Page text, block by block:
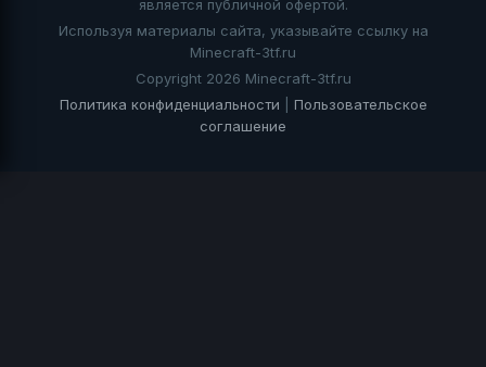
является публичной офертой.
Используя материалы сайта, указывайте ссылку на
Minecraft-3tf.ru
Copyright 2026 Minecraft-3tf.ru
Политика конфиденциальности
Пользовательское
соглашение